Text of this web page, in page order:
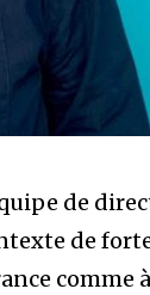
de
de
comme